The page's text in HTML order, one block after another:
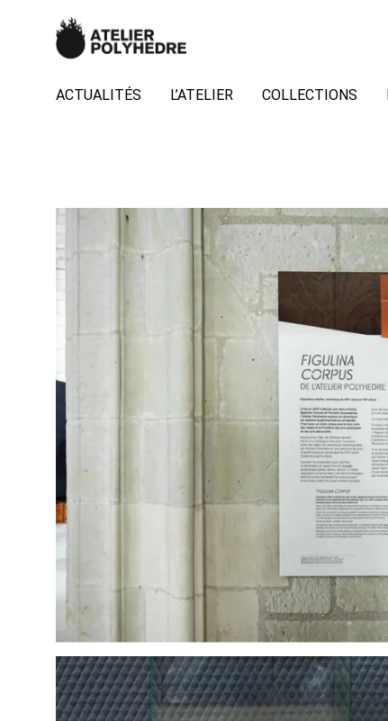
ACTUALITÉS L’ATELIER COLLECTIONS